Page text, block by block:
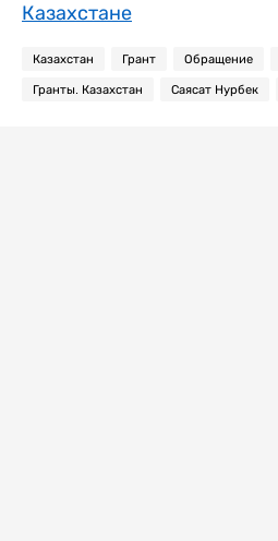
Казахстане
Казахстан Грант Обращение
Гранты. Казахстан Саясат Нурбек